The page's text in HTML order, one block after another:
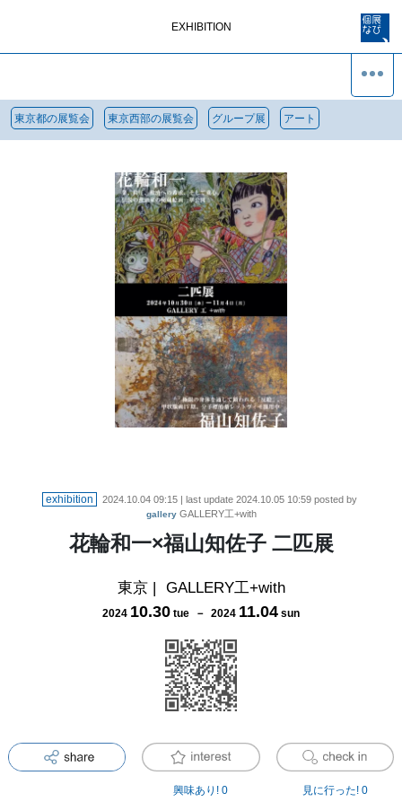
EXHIBITION
東京都の展覧会 東京西部の展覧会 グループ展 アート
exhibition 2024.10.04 09:15 | last update 2024.10.05 10:59 posted by
gallery GALLERY工+with
花輪和一×福山知佐子 二匹展
東京| GALLERY工+with
2024 10.30 tue － 2024 11.04 sun
興味あり! 0 見に行った! 0